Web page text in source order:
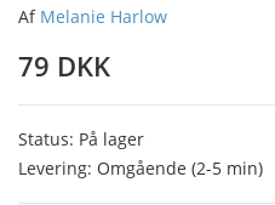
Af Melanie Harlow
79 DKK
Status: På lager
Levering: Omgående (2-5 min)